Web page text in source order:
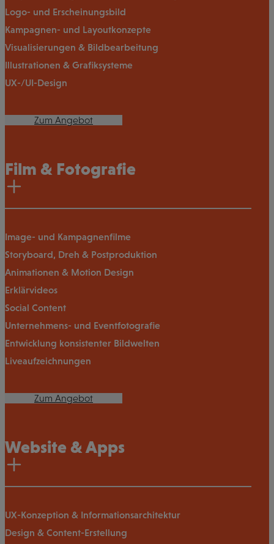
Logo- und Erscheinungsbild
Kampagnen- und Layoutkonzepte
Visualisierungen & Bildbearbeitung
Illustrationen & Grafiksysteme
UX-/UI-Design
Zum Angebot
Film & Fotografie
Image- und Kampagnenfilme
Storyboard, Dreh & Postproduktion
Animationen & Motion Design
Erklärvideos
Social Content
Unternehmens- und Eventfotografie
Entwicklung konsistenter Bildwelten
Liveaufzeichnungen
Zum Angebot
Website & Apps
UX-Konzeption & Informationsarchitektur
Design & Content-Erstellung